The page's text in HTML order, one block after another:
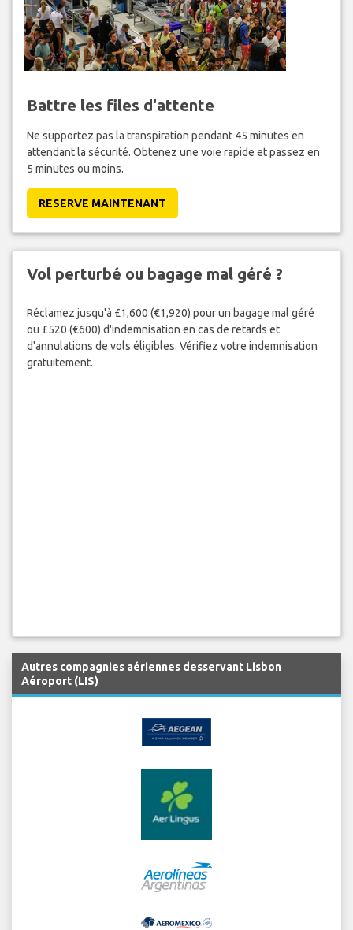
Battre les files d'attente
Ne supportez pas la transpiration pendant 45 minutes en
attendant la sécurité. Obtenez une voie rapide et passez en
5 minutes ou moins.
RESERVE MAINTENANT
Vol perturbé ou bagage mal géré ?
Réclamez jusqu'à £1,600 (€1,920) pour un bagage mal géré
ou £520 (€600) d'indemnisation en cas de retards et
d'annulations de vols éligibles. Vérifiez votre indemnisation
gratuitement.
Autres compagnies aériennes desservant Lisbon
Aéroport (LIS)